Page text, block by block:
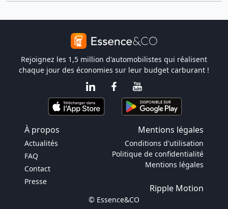
Rejoignez les 1,5 million d'automobilistes qui réalisent
chaque jour des économies sur leur budget carburant !
À propos Mentions légales
Actualités
FAQ
Contact
Presse
Conditions d'utilisation
Politique de confidentialité
Mentions légales
Ripple Motion
© Essence&CO